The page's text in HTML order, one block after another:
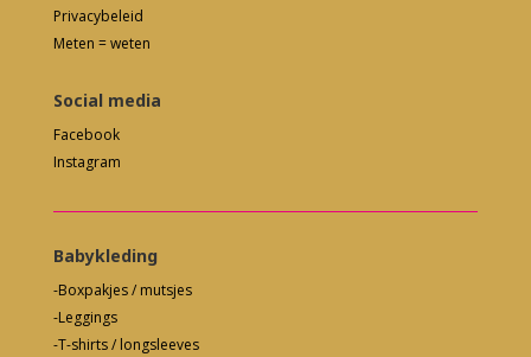
Privacybeleid
Meten = weten
Social media
Facebook
Instagram
Babykleding
-Boxpakjes / mutsjes
-Leggings
-T-shirts / longsleeves